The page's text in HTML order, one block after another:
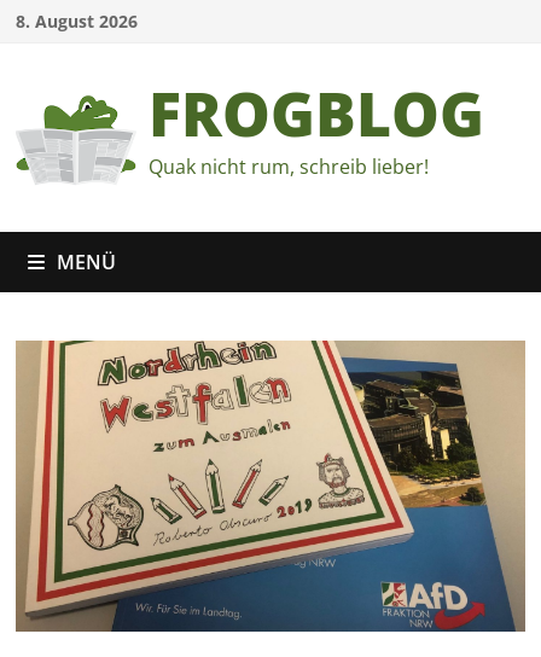
Zum8. August 2026
FROGBLOG
Quak nicht rum, schreib lieber!
MENÜ